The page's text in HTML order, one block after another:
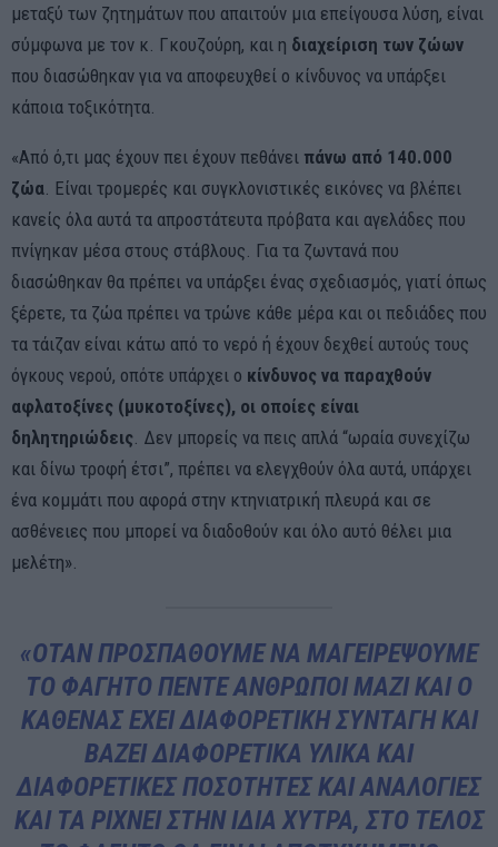
μεταξύ των ζητημάτων που απαιτούν μια επείγουσα λύση, είναι
σύμφωνα με τον κ. Γκουζούρη, και η διαχείριση των ζώων
που διασώθηκαν για να αποφευχθεί ο κίνδυνος να υπάρξει
κάποια τοξικότητα.
«Από ό,τι μας έχουν πει έχουν πεθάνει πάνω από 140.000
ζώα . Είναι τρομερές και συγκλονιστικές εικόνες να βλέπει
κανείς όλα αυτά τα απροστάτευτα πρόβατα και αγελάδες που
πνίγηκαν μέσα στους στάβλους. Για τα ζωντανά που
διασώθηκαν θα πρέπει να υπάρξει ένας σχεδιασμός, γιατί όπως
ξέρετε, τα ζώα πρέπει να τρώνε κάθε μέρα και οι πεδιάδες που
τα τάιζαν είναι κάτω από το νερό ή έχουν δεχθεί αυτούς τους
όγκους νερού, οπότε υπάρχει ο κίνδυνος να παραχθούν
αφλατοξίνες (μυκοτοξίνες), οι οποίες είναι
δηλητηριώδεις . Δεν μπορείς να πεις απλά “ωραία συνεχίζω
και δίνω τροφή έτσι”, πρέπει να ελεγχθούν όλα αυτά, υπάρχει
ένα κομμάτι που αφορά στην κτηνιατρική πλευρά και σε
ασθένειες που μπορεί να διαδοθούν και όλο αυτό θέλει μια
μελέτη».
«ΟΤΑΝ ΠΡΟΣΠΑΘΟΎΜΕ ΝΑ ΜΑΓΕΙΡΈΨΟΥΜΕ
ΤΟ ΦΑΓΗΤΌ ΠΈΝΤΕ ΆΝΘΡΩΠΟΙ ΜΑΖΊ ΚΑΙ Ο
ΚΑΘΈΝΑΣ ΈΧΕΙ ΔΙΑΦΟΡΕΤΙΚΉ ΣΥΝΤΑΓΉ ΚΑΙ
ΒΆΖΕΙ ΔΙΑΦΟΡΕΤΙΚΆ ΥΛΙΚΆ ΚΑΙ
ΔΙΑΦΟΡΕΤΙΚΈΣ ΠΟΣΌΤΗΤΕΣ ΚΑΙ ΑΝΑΛΟΓΊΕΣ
ΚΑΙ ΤΑ ΡΊΧΝΕΙ ΣΤΗΝ ΊΔΙΑ ΧΎΤΡΑ, ΣΤΟ ΤΈΛΟΣ